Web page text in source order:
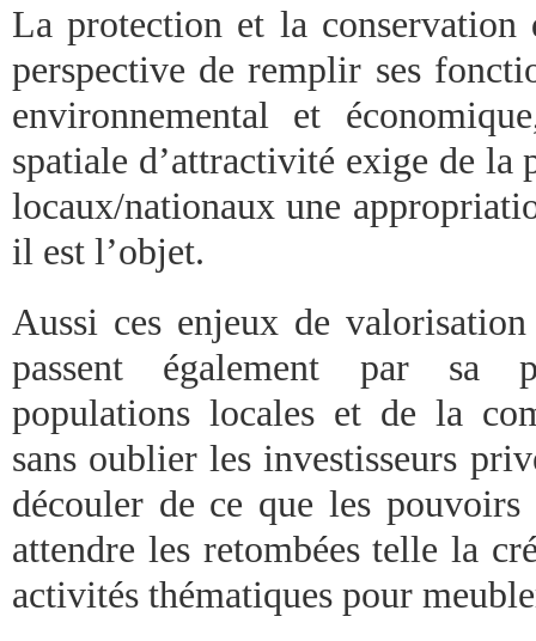
La protection et la conservation
perspective de remplir ses
environnemental et
spatiale d’attractivité exige de la
locaux/nationaux une
il est l’objet.
Aussi ces enjeux de
passent également par sa
populations locales et de la
sans oublier les investisseurs
découler de ce que les
attendre les retombées telle la
activités thématiques pour